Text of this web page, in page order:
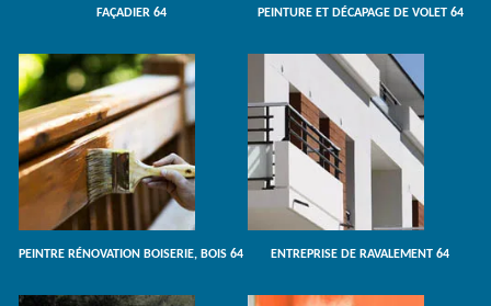
FAÇADIER 64 PEINTURE ET DÉCAPAGE DE VOLET 64
PEINTRE RÉNOVATION BOISERIE, BOIS 64 ENTREPRISE DE RAVALEMENT 64